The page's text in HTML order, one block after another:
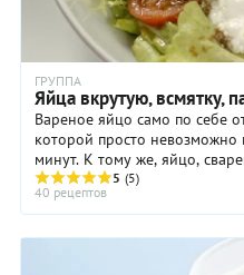
ГРУППА
Яйца вкрутую, всмятку,
Вареное яйцо само по себе
которой просто невозможно
минут. К тому же, яйцо,
готовности, часто входит в ...
5 (5)
40 рецептов